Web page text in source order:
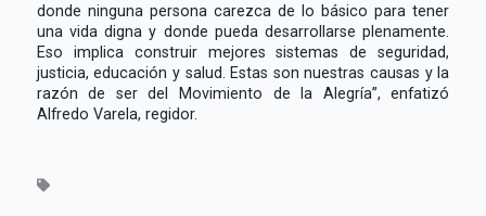
donde ninguna persona carezca de lo básico para tener
una vida digna y donde pueda desarrollarse plenamente.
Eso implica construir mejores sistemas de seguridad,
justicia, educación y salud. Estas son nuestras causas y la
razón de ser del Movimiento de la Alegría”, enfatizó
Alfredo Varela, regidor.